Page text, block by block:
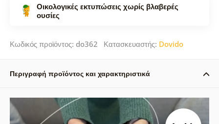
Οικολογικές εκτυπώσεις χωρίς βλαβερές
ουσίες
Κωδικός προϊόντος: do362 Κατασκευαστής: Dovido
Περιγραφή προϊόντος και χαρακτηριστικά